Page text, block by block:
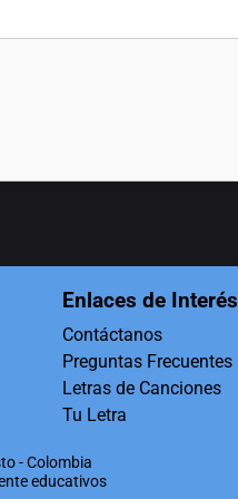
Enlaces de Interés
Contáctanos
Preguntas Frecuentes
Letras de Canciones
Tu Letra
- Colombia
educativos